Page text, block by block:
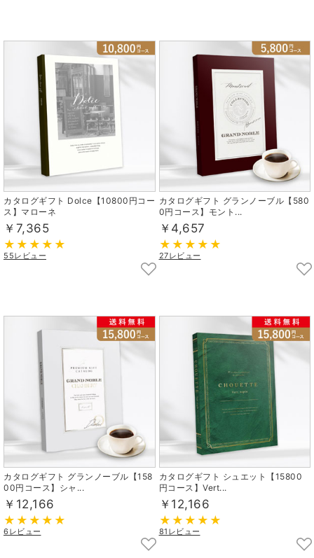
カタログギフト Dolce【10800円コー
ス】マローネ
￥7,365
55レビュー
カタログギフト グランノーブル【580
0円コース】モント...
￥4,657
27レビュー
カタログギフト グランノーブル【158
00円コース】シャ...
￥12,166
6レビュー
カタログギフト シュエット【15800
円コース】Vert...
￥12,166
81レビュー